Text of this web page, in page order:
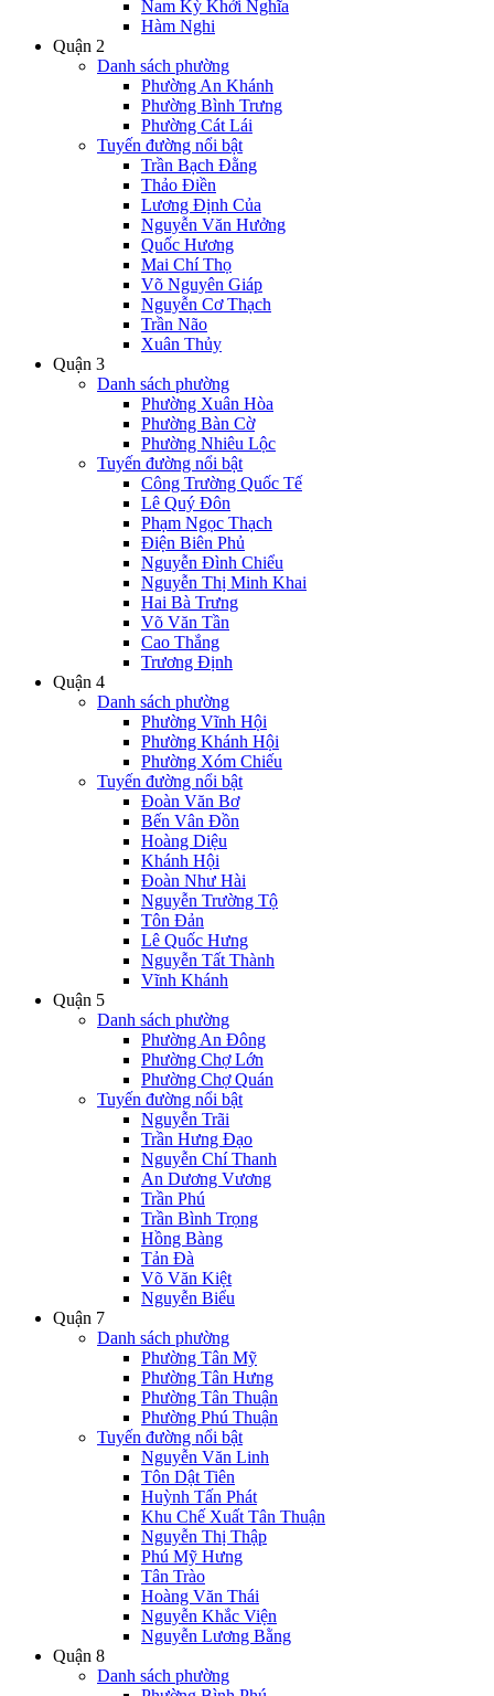
Nam Kỳ Khởi Nghĩa
Hàm Nghi
Quận 2
Danh sách phường
Phường An Khánh
Phường Bình Trưng
Phường Cát Lái
Tuyến đường nổi bật
Trần Bạch Đằng
Thảo Điền
Lương Định Của
Nguyễn Văn Hưởng
Quốc Hương
Mai Chí Thọ
Võ Nguyên Giáp
Nguyễn Cơ Thạch
Trần Não
Xuân Thủy
Quận 3
Danh sách phường
Phường Xuân Hòa
Phường Bàn Cờ
Phường Nhiêu Lộc
Tuyến đường nổi bật
Công Trường Quốc Tế
Lê Quý Đôn
Phạm Ngọc Thạch
Điện Biên Phủ
Nguyễn Đình Chiểu
Nguyễn Thị Minh Khai
Hai Bà Trưng
Võ Văn Tần
Cao Thắng
Trương Định
Quận 4
Danh sách phường
Phường Vĩnh Hội
Phường Khánh Hội
Phường Xóm Chiếu
Tuyến đường nổi bật
Đoàn Văn Bơ
Bến Vân Đồn
Hoàng Diệu
Khánh Hội
Đoàn Như Hài
Nguyễn Trường Tộ
Tôn Đản
Lê Quốc Hưng
Nguyễn Tất Thành
Vĩnh Khánh
Quận 5
Danh sách phường
Phường An Đông
Phường Chợ Lớn
Phường Chợ Quán
Tuyến đường nổi bật
Nguyễn Trãi
Trần Hưng Đạo
Nguyễn Chí Thanh
An Dương Vương
Trần Phú
Trần Bình Trọng
Hồng Bàng
Tản Đà
Võ Văn Kiệt
Nguyễn Biểu
Quận 7
Danh sách phường
Phường Tân Mỹ
Phường Tân Hưng
Phường Tân Thuận
Phường Phú Thuận
Tuyến đường nổi bật
Nguyễn Văn Linh
Tôn Dật Tiên
Huỳnh Tấn Phát
Khu Chế Xuất Tân Thuận
Nguyễn Thị Thập
Phú Mỹ Hưng
Tân Trào
Hoàng Văn Thái
Nguyễn Khắc Viện
Nguyễn Lương Bằng
Quận 8
Danh sách phường